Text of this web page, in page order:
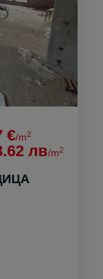
€/m2
лв/m2